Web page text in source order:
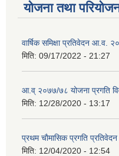
योजना तथा
वार्षिक समिक्षा प्रतिवेदन आ.व.
मिति: 09/17/2022 - 21:27
आ.व् २०७७/७८ योजना प्रगति
मिति: 12/28/2020 - 13:17
प्रथम चाैमासिक प्रगति
मिति: 12/04/2020 - 12:54